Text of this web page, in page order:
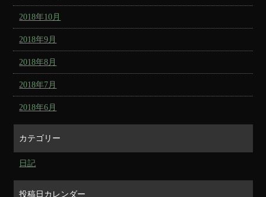
2018年10月
2018年9月
2018年8月
2018年7月
2018年6月
カテゴリー
日記
投稿日カレンダー